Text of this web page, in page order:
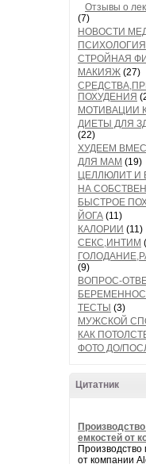
Отзывы о
(7)
НОВОСТИ
ПСИХОЛОГИЯ
СТРОЙНАЯ
МАКИЯЖ (27)
ПОХУДЕНИЯ
МОТИВАЦИИ
ДИЕТЫ ДЛЯ
(22)
ХУДЕЕМ
ДЛЯ МАМ (19)
ЦЕЛЛЮЛИТ И
НА
БЫСТРОЕ
ЙОГА (11)
КАЛОРИИ (11)
СЕКС,ИНТИМ
(9)
ВОПРОС-
ТЕСТЫ (3)
МУЖСКОЙ
КАК
ФОТО ДО/
Цитатник
емкостей от
Производство
от компании